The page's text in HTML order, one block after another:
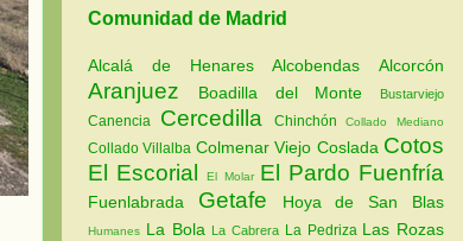
Comunidad de Madrid
Alcalá de HenaresAlcobendas Alcorcón
Aranjuez Boadilla del Monte Bustarviejo
Canencia Cercedilla ChinchónCollado Mediano
Collado Villalba Colmenar Viejo Coslada Cotos
El EscorialEl Molar El Pardo Fuenfría
Fuenlabrada Getafe Hoya de San Blas
Humanes La Bola La Cabrera La Pedriza Las Rozas